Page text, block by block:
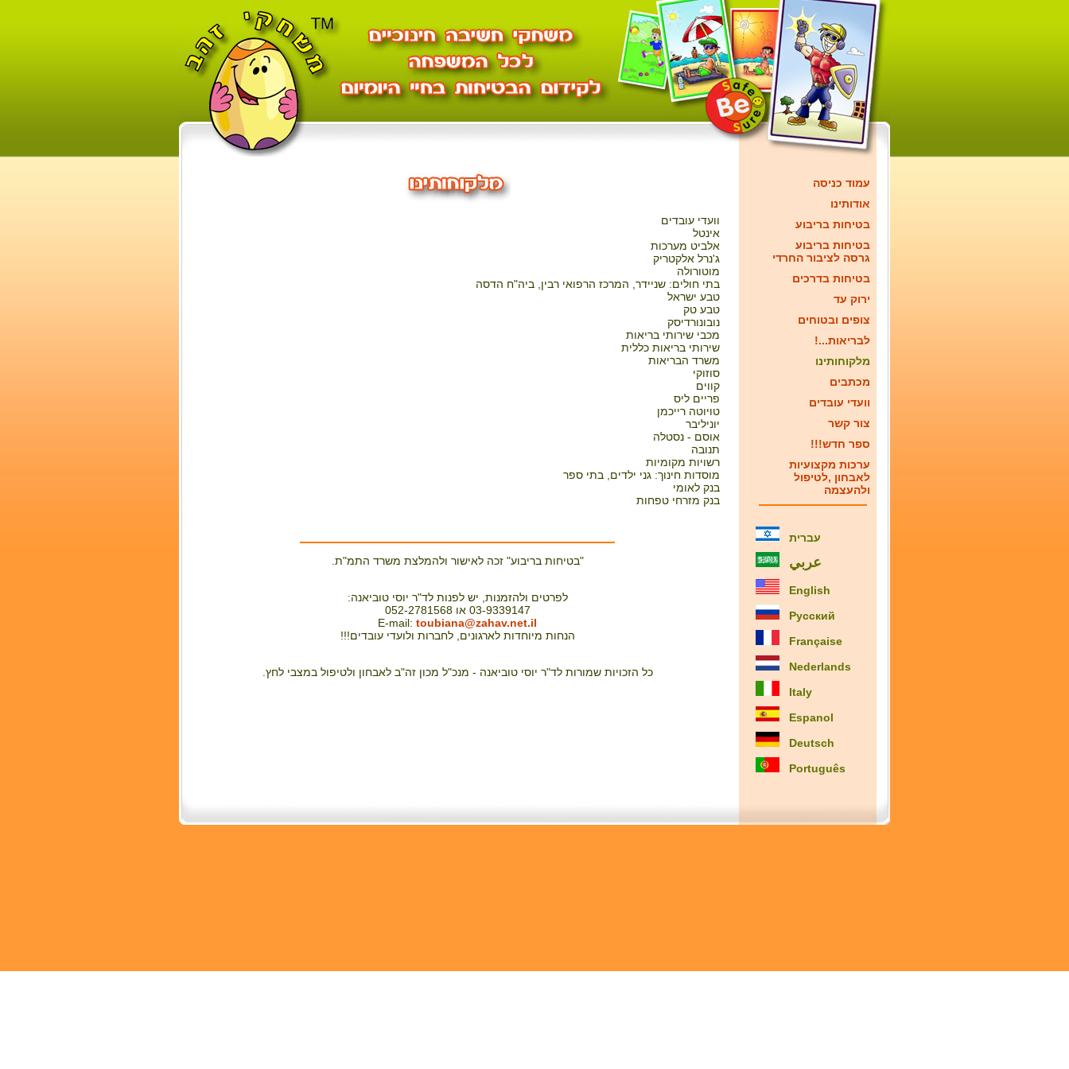
וועדי עובדים
אינטל
אלביט מערכות
ג'נרל אלקטריק
מוטורולה
בתי חולים: שניידר, המרכז הרפואי רבין, ביה"ח הדסה
טבע ישראל
טבע טק
נובונורדיסק
מכבי שירותי בריאות
שירותי בריאות כללית
משרד הבריאות
סוזוקי
קווים
פריים ליס
טויוטה רייכמן
יוניליבר
אוסם - נסטלה
תנובה
רשויות מקומיות
מוסדות חינוך: גני ילדים, בתי ספר
בנק לאומי
בנק מזרחי טפחות
"בטיחות בריבוע" זכה לאישור ולהמלצת משרד התמ"ת.
לפרטים ולהזמנות, יש לפנות לד"ר יוסי טוביאנה:
03-9339147 או 052-2781568
E-mail: toubiana@zahav.net.il
הנחות מיוחדות לארגונים, לחברות ולועדי עובדים!!!
כל הזכויות שמורות לד"ר יוסי טוביאנה - מנכ"ל מכון זה"ב לאבחון ולטיפול במצבי לחץ.
עמוד כניסה
אודותינו
בטיחות בריבוע
בטיחות בריבוע
גרסה לציבור החרדי
בטיחות בדרכים
ירוק עד
צופים ובטוחים
!...לבריאות
מלקוחותינו
מכתבים
וועדי עובדים
צור קשר
!!!ספר חדש
ערכות מקצועיות
לאבחון ,לטיפול
ולהעצמה
עברית
عربي
English
Русский
Française
Nederlands
Italy
Espanol
Deutsch
Português